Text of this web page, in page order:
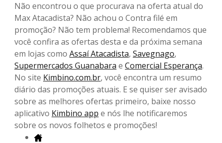
Não encontrou o que procurava na oferta atual do
Max Atacadista? Não achou o Contra filé em
promoção? Não tem problema! Recomendamos que
você confira as ofertas desta e da próxima semana
em lojas como Assaí Atacadista, Savegnago,
Supermercados Guanabara e Comercial Esperança.
No site Kimbino.com.br, você encontra um resumo
diário das promoções atuais. E se quiser ser avisado
sobre as melhores ofertas primeiro, baixe nosso
aplicativo Kimbino app e nós lhe notificaremos
sobre os novos folhetos e promoções!